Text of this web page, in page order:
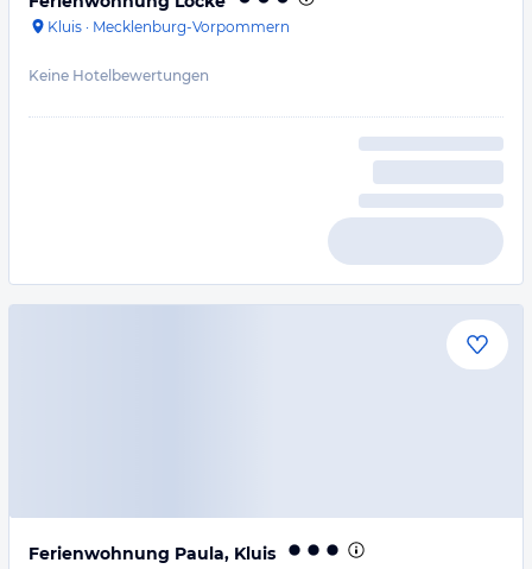
Kluis · Mecklenburg-Vorpommern
Keine Hotelbewertungen
Ferienwohnung Paula, Kluis